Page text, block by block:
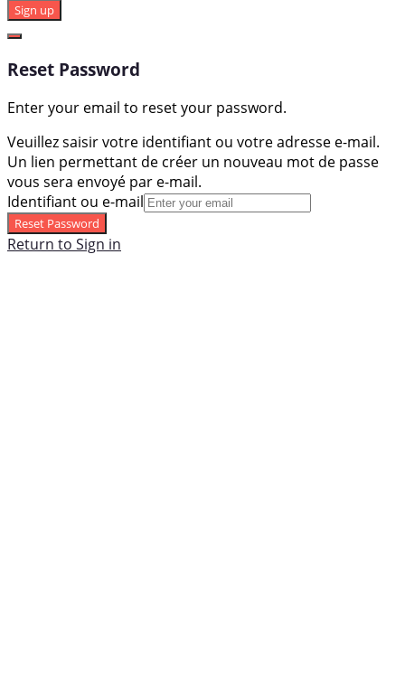
Sign up
Reset Password
Enter your email to reset your password.
Veuillez saisir votre identifiant ou votre adresse e-mail.
Un lien permettant de créer un nouveau mot de passe
vous sera envoyé par e-mail.
Identifiant ou e-mail
Reset Password
Return to Sign in